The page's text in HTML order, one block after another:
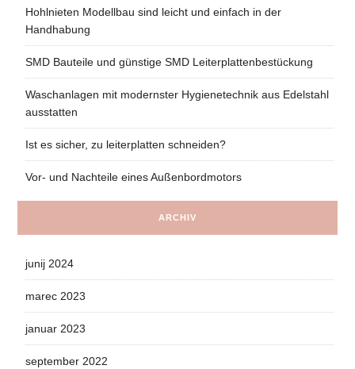
Hohlnieten Modellbau sind leicht und einfach in der
Handhabung
SMD Bauteile und günstige SMD Leiterplattenbestückung
Waschanlagen mit modernster Hygienetechnik aus Edelstahl
ausstatten
Ist es sicher, zu leiterplatten schneiden?
Vor- und Nachteile eines Außenbordmotors
ARCHIV
junij 2024
marec 2023
januar 2023
september 2022